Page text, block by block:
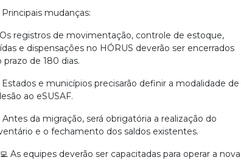
Principais mudanças:
Os registros de movimentação, controle de estoque,
e dispensações no HÓRUS deverão ser encerrados
prazo de 180 dias.
Estados e municípios precisarão definir a modalidade de
ao eSUSAF.
Antes da migração, será obrigatória a realização do
e o fechamento dos saldos existentes.
As equipes deverão ser capacitadas para operar a nova